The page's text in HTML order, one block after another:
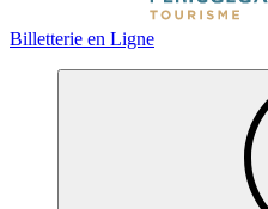
Billetterie en Ligne